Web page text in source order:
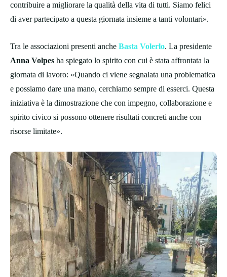
contribuire a migliorare la qualità della vita di tutti. Siamo felici
di aver partecipato a questa giornata insieme a tanti volontari».
Tra le associazioni presenti anche Basta Volerlo. La presidente
Anna Volpes ha spiegato lo spirito con cui è stata affrontata la
giornata di lavoro: «Quando ci viene segnalata una problematica
e possiamo dare una mano, cerchiamo sempre di esserci. Questa
iniziativa è la dimostrazione che con impegno, collaborazione e
spirito civico si possono ottenere risultati concreti anche con
risorse limitate».